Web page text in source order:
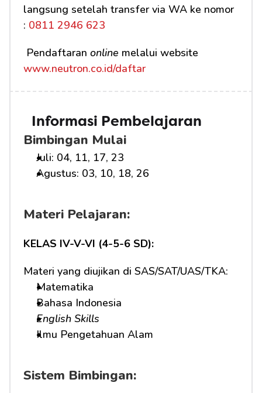
langsung setelah transfer via WA ke nomor
: 0811 2946 623
Pendaftaran online
www.neutron.co.id/daftar
Informasi Pembelajaran
Bimbingan Mulai
Juli: 04, 11, 17, 23
Agustus: 03, 10, 18, 26
Materi Pelajaran:
KELAS IV-V-VI (4-5-6 SD):
Materi yang diujikan di SAS/SAT/UAS/TKA:
Matematika
Bahasa Indonesia
English Skills
Ilmu Pengetahuan Alam
Sistem Bimbingan: